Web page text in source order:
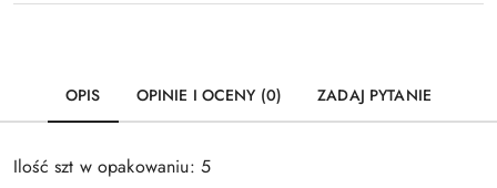
OPIS OPINIE I OCENY (0) ZADAJ PYTANIE
Ilość szt w opakowaniu: 5